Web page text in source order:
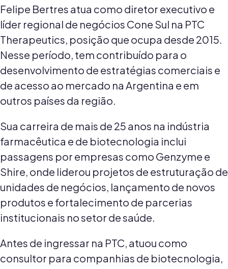
Felipe Bertres atua como diretor executivo e
líder regional de negócios Cone Sul na PTC
Therapeutics, posição que ocupa desde 2015.
Nesse período, tem contribuído para o
desenvolvimento de estratégias comerciais e
de acesso ao mercado na Argentina e em
outros países da região.
Sua carreira de mais de 25 anos na indústria
farmacêutica e de biotecnologia inclui
passagens por empresas como Genzyme e
Shire, onde liderou projetos de estruturação de
unidades de negócios, lançamento de novos
produtos e fortalecimento de parcerias
institucionais no setor de saúde.
Antes de ingressar na PTC, atuou como
consultor para companhias de biotecnologia,